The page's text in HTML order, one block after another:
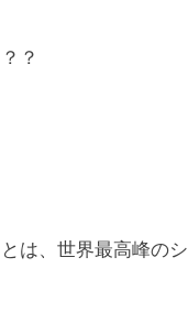
？
は、世界最高峰のシ